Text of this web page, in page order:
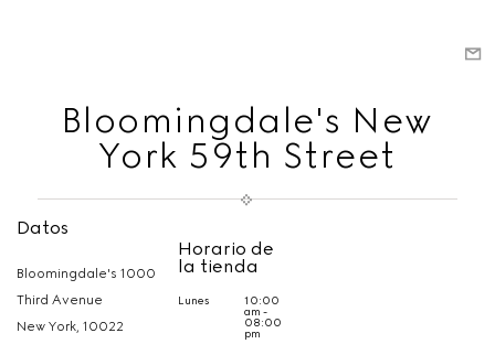
Bloomingdale's New
York 59th Street
Datos
Bloomingdale's 1000
Third Avenue
New York, 10022
Horario de
la tienda
Lunes 10:00
am -
08:00
pm